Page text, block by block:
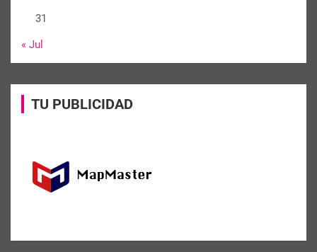
31
« Jul
TU PUBLICIDAD